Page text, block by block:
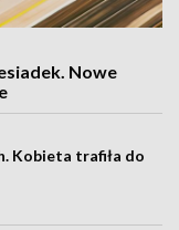
Nowe
Kobieta trafiła do